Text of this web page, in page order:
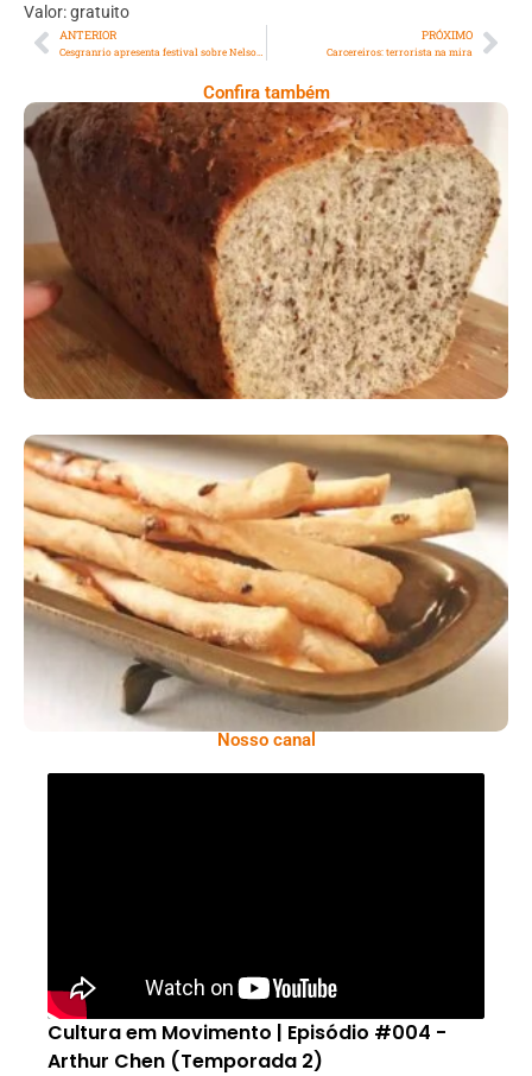
Valor: gratuito
ANTERIOR PRÓXIMO
Carcereiros: terrorista na mira
Confira também
Comer Bem: Pão Low Carb
Comer Bem: Palitinhos De Cebola E Salsa
Nosso canal
Cultura em Movimento | Episódio #004 -
Arthur Chen (Temporada 2)